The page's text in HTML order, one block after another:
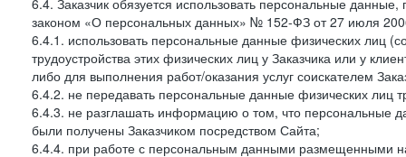
6.4. Заказчик обязуется использовать персональные
законом «О персональных данных» № 152-ФЗ от 27 июля
6.4.1. использовать персональные данные физических лиц
трудоустройства этих физических лиц у Заказчика или у
либо для выполнения работ/оказания услуг соискателем
6.4.2. не передавать персональные данные физических лиц
6.4.3. не разглашать информацию о том, что персональные
были получены Заказчиком посредством Сайта;
6.4.4. при работе с персональным данными размещенными